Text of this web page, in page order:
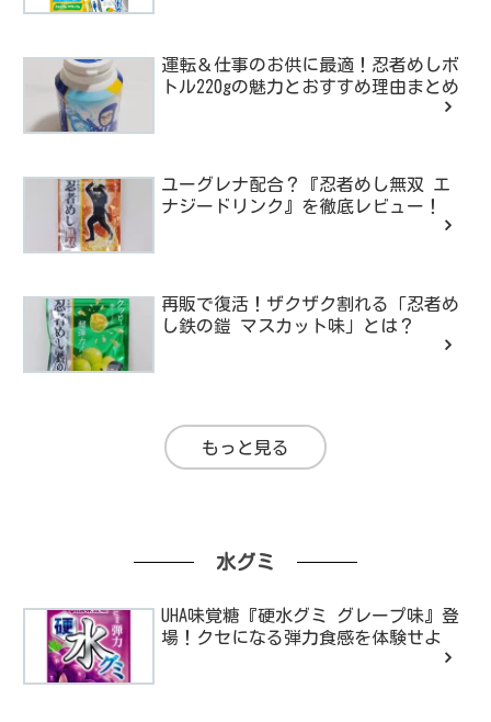
運転＆仕事のお供に最適！忍者めしボ
トル220gの魅力とおすすめ理由まとめ
ユーグレナ配合？『忍者めし無双 エ
ナジードリンク』を徹底レビュー！
再販で復活！ザクザク割れる「忍者め
し鉄の鎧 マスカット味」とは？
もっと見る
水グミ
UHA味覚糖『硬水グミ グレープ味』登
場！クセになる弾力食感を体験せよ